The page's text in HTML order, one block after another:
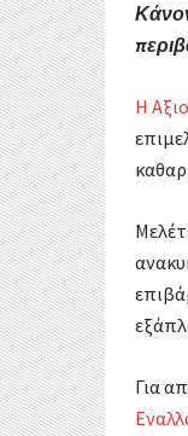
Η
Για